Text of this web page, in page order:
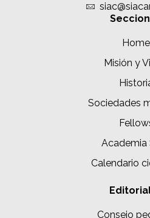
Home
Misión y
Sociedades
Academia
Calendario
Consejo